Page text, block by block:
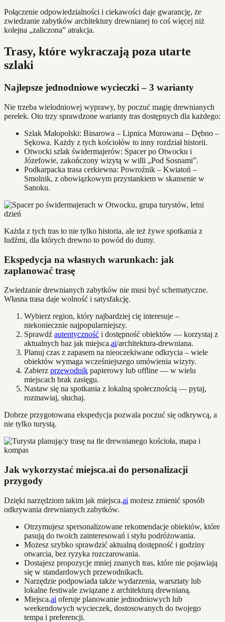
Połączenie odpowiedzialności i ciekawości daje gwarancję, że
zwiedzanie zabytków architektury drewnianej to coś więcej niż
kolejna „zaliczona” atrakcja.
Trasy, które wykraczają poza utarte
szlaki
Najlepsze jednodniowe wycieczki – 3 warianty
Nie trzeba wielodniowej wyprawy, by poczuć magię drewnianych
perełek. Oto trzy sprawdzone warianty tras dostępnych dla każdego:
Szlak Małopolski: Binarowa – Lipnica Murowana – Dębno –
Sękowa. Każdy z tych kościołów to inny rozdział historii.
Otwocki szlak świdermajerów: Spacer po Otwocku i
Józefowie, zakończony wizytą w willi „Pod Sosnami”.
Podkarpacka trasa cerkiewna: Powroźnik – Kwiatoń –
Smolnik, z obowiązkowym przystankiem w skansenie w
Sanoku.
Każda z tych tras to nie tylko historia, ale też żywe spotkania z
ludźmi, dla których drewno to powód do dumy.
Ekspedycja na własnych warunkach: jak
zaplanować trasę
Zwiedzanie drewnianych zabytków nie musi być schematyczne.
Własna trasa daje wolność i satysfakcję.
Wybierz region, który najbardziej cię interesuje –
niekoniecznie najpopularniejszy.
Sprawdź autentyczność i dostępność obiektów — korzystaj z
aktualnych baz jak miejsca.ai/architektura-drewniana.
Planuj czas z zapasem na nieoczekiwane odkrycia – wiele
obiektów wymaga wcześniejszego umówienia wizyty.
Zabierz przewodnik papierowy lub offline — w wielu
miejscach brak zasięgu.
Nastaw się na spotkania z lokalną społecznością — pytaj,
rozmawiaj, słuchaj.
Dobrze przygotowana ekspedycja pozwala poczuć się odkrywcą, a
nie tylko turystą.
Jak wykorzystać miejsca.ai do personalizacji
przygody
Dzięki narzędziom takim jak miejsca.ai możesz zmienić sposób
odkrywania drewnianych zabytków.
Otrzymujesz spersonalizowane rekomendacje obiektów, które
pasują do twoich zainteresowań i stylu podróżowania.
Możesz szybko sprawdzić aktualną dostępność i godziny
otwarcia, bez ryzyka rozczarowania.
Dostajesz propozycje mniej znanych tras, które nie pojawiają
się w standardowych przewodnikach.
Narzędzie podpowiada także wydarzenia, warsztaty lub
lokalne festiwale związane z architekturą drewnianą.
Miejsca.ai oferuje planowanie jednodniowych lub
weekendowych wycieczek, dostosowanych do twojego
tempa i preferencji.